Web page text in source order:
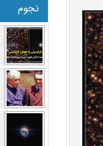
نجوم